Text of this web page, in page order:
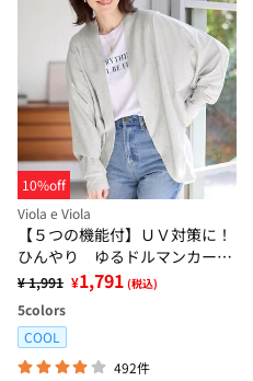
10%off
Viola e Viola
【５つの機能付】ＵＶ対策に！
ひんやり ゆるドルマンカーデ
ィガン
¥ 1,991 ¥1,791 (税込)
5colors
COOL
492件